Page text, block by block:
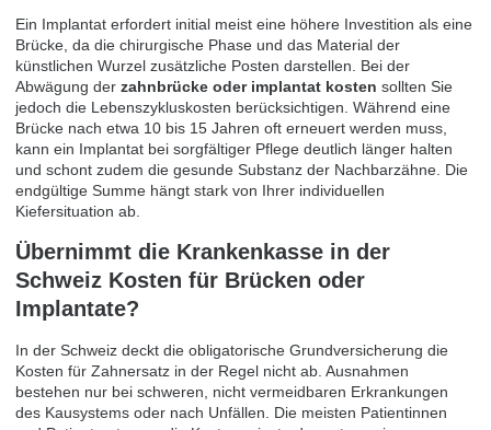
Ein Implantat erfordert initial meist eine höhere Investition als eine
Brücke, da die chirurgische Phase und das Material der
künstlichen Wurzel zusätzliche Posten darstellen. Bei der
Abwägung der zahnbrücke oder implantat kosten sollten Sie
jedoch die Lebenszykluskosten berücksichtigen. Während eine
Brücke nach etwa 10 bis 15 Jahren oft erneuert werden muss,
kann ein Implantat bei sorgfältiger Pflege deutlich länger halten
und schont zudem die gesunde Substanz der Nachbarzähne. Die
endgültige Summe hängt stark von Ihrer individuellen
Kiefersituation ab.
Übernimmt die Krankenkasse in der
Schweiz Kosten für Brücken oder
Implantate?
In der Schweiz deckt die obligatorische Grundversicherung die
Kosten für Zahnersatz in der Regel nicht ab. Ausnahmen
bestehen nur bei schweren, nicht vermeidbaren Erkrankungen
des Kausystems oder nach Unfällen. Die meisten Patientinnen